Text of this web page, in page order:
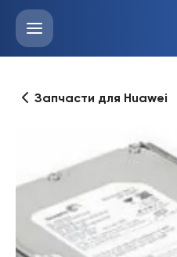
Запчасти для Huawei